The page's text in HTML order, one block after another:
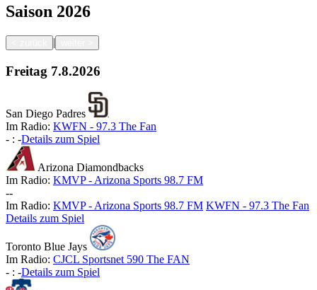
Saison 2026
|
Freitag 7.8.2026
San Diego Padres
Im Radio: KWFN - 97.3 The Fan
- : -Details zum Spiel
Arizona Diamondbacks
Im Radio: KMVP - Arizona Sports 98.7 FM
--
Im Radio: KMVP - Arizona Sports 98.7 FM KWFN - 97.3 The Fan
Details zum Spiel
Toronto Blue Jays
Im Radio: CJCL Sportsnet 590 The FAN
- : -Details zum Spiel